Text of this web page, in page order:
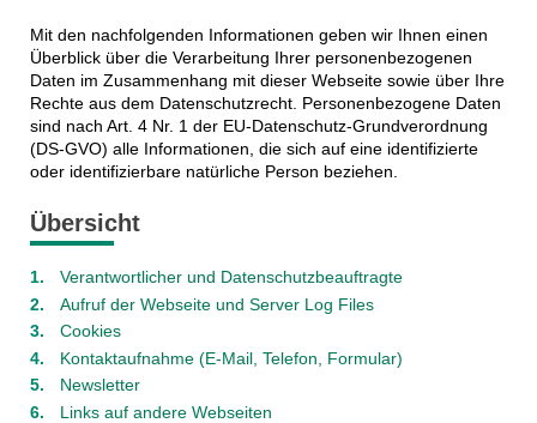
Mit den nachfolgenden Informationen geben wir Ihnen einen
Überblick über die Verarbeitung Ihrer personenbezogenen
Daten im Zusammenhang mit dieser Webseite sowie über Ihre
Rechte aus dem Datenschutzrecht. Personenbezogene Daten
sind nach Art. 4 Nr. 1 der EU-Datenschutz-Grundverordnung
(DS-GVO) alle Informationen, die sich auf eine identifizierte
oder identifizierbare natürliche Person beziehen.
Übersicht
Verantwortlicher und Datenschutzbeauftragte
Aufruf der Webseite und Server Log Files
Cookies
Kontaktaufnahme (E-Mail, Telefon, Formular)
Newsletter
Links auf andere Webseiten